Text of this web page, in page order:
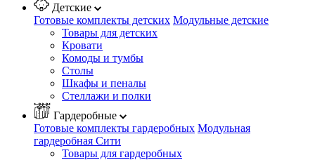
Детские
Готовые комплекты детских Модульные детские
Товары для детских
Кровати
Комоды и тумбы
Столы
Шкафы и пеналы
Стеллажи и полки
Гардеробные
Готовые комплекты гардеробных Модульная
гардеробная Сити
Товары для гардеробных